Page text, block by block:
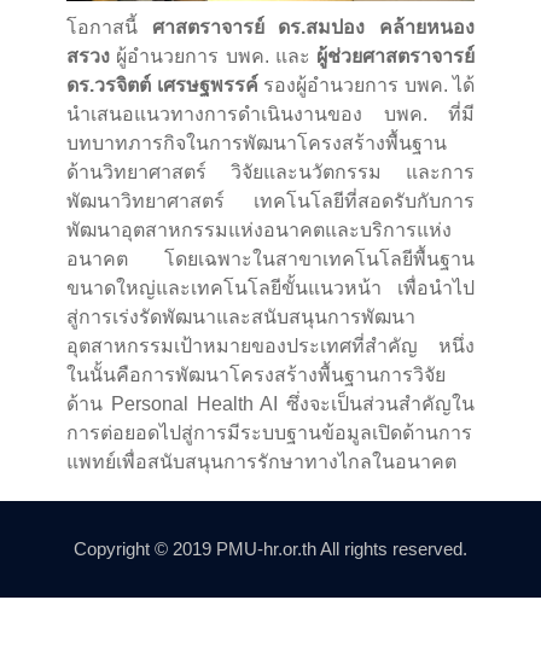
โอกาสนี้ ศาสตราจารย์ ดร.สมปอง คล้ายหนอง
สรวง ผู้อำนวยการ บพค. และ ผู้ช่วยศาสตราจารย์
ดร.วรจิตต์ เศรษฐพรรค์ รองผู้อำนวยการ บพค. ได้
นำเสนอแนวทางการดำเนินงานของ บพค. ที่มี
บทบาทภารกิจในการพัฒนาโครงสร้างพื้นฐาน
ด้านวิทยาศาสตร์ วิจัยและนวัตกรรม และการ
พัฒนาวิทยาศาสตร์ เทคโนโลยีที่สอดรับกับการ
พัฒนาอุตสาหกรรมแห่งอนาคตและบริการแห่ง
อนาคต โดยเฉพาะในสาขาเทคโนโลยีพื้นฐาน
ขนาดใหญ่และเทคโนโลยีขั้นแนวหน้า เพื่อนำไป
สู่การเร่งรัดพัฒนาและสนับสนุนการพัฒนา
อุตสาหกรรมเป้าหมายของประเทศที่สำคัญ หนึ่ง
ในนั้นคือการพัฒนาโครงสร้างพื้นฐานการวิจัย
ด้าน Personal Health AI ซึ่งจะเป็นส่วนสำคัญใน
การต่อยอดไปสู่การมีระบบฐานข้อมูลเปิดด้านการ
แพทย์เพื่อสนับสนุนการรักษาทางไกลในอนาคต
Copyright © 2019 PMU-hr.or.th All rights reserved.